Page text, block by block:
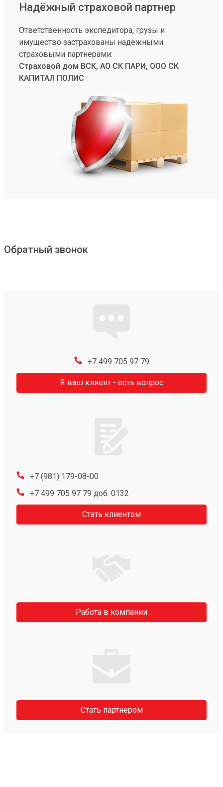
Надёжный страховой партнер
Ответственность экспедитора, грузы и
имущество застрахованы надежными
страховыми партнерами:
Страховой дом ВСК, АО СК ПАРИ, ООО СК
КАПИТАЛ ПОЛИС
Обратный звонок
+7 499 705 97 79
Я ваш клиент - есть вопрос
+7 (981) 179-08-00
+7 499 705 97 79 доб. 0132
Стать клиентом
Работа в компании
Стать партнером